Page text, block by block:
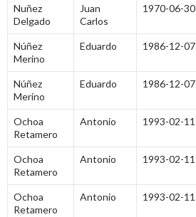
Nuñez
Delgado
Juan
Carlos
1970-06-30
Núñez
Merino
Eduardo 1986-12-07
Núñez
Merino
Eduardo 1986-12-07
Ochoa
Retamero
Antonio 1993-02-11
Ochoa
Retamero
Antonio 1993-02-11
Ochoa
Retamero
Antonio 1993-02-11